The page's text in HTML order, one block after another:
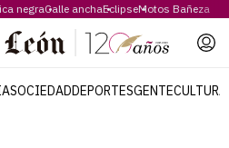
negraCalle anchaEclipseMotos Bañeza
SOCIEDADDEPORTESGENTECULTURA